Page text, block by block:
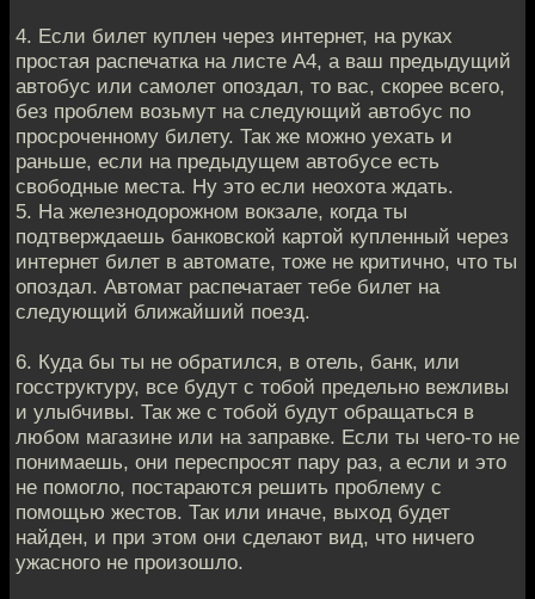
4. Если билет куплен через интернет, на руках
простая распечатка на листе А4, а ваш предыдущий
автобус или самолет опоздал, то вас, скорее всего,
без проблем возьмут на следующий автобус по
просроченному билету. Так же можно уехать и
раньше, если на предыдущем автобусе есть
свободные места. Ну это если неохота ждать.
5. На железнодорожном вокзале, когда ты
подтверждаешь банковской картой купленный через
интернет билет в автомате, тоже не критично, что ты
опоздал. Автомат распечатает тебе билет на
следующий ближайший поезд.
6. Куда бы ты не обратился, в отель, банк, или
госструктуру, все будут с тобой предельно вежливы
и улыбчивы. Так же с тобой будут обращаться в
любом магазине или на заправке. Если ты чего-то не
понимаешь, они переспросят пару раз, а если и это
не помогло, постараются решить проблему с
помощью жестов. Так или иначе, выход будет
найден, и при этом они сделают вид, что ничего
ужасного не произошло.